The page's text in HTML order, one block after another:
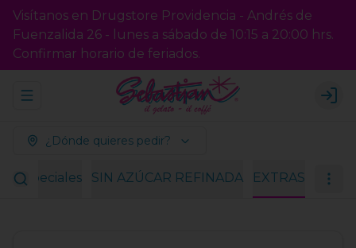
Visítanos en Drugstore Providencia - Andrés de
Fuenzalida 26 - lunes a sábado de 10:15 a 20:00 hrs.
Confirmar horario de feriados.
Abrir menu de navegación
¿Dónde quieres pedir?
especiales SIN AZÚCAR REFINADA EXTRAS